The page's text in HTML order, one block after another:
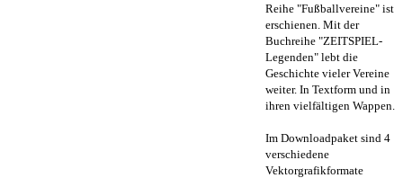
Reihe "Fußballvereine" ist
erschienen. Mit der
Buchreihe "ZEITSPIEL-
Legenden" lebt die
Geschichte vieler Vereine
weiter. In Textform und in
ihren vielfältigen Wappen.
Im Downloadpaket sind 4
verschiedene
Vektorgrafikformate